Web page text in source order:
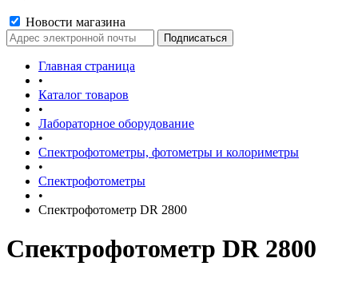
Новости магазина
Главная страница
•
Каталог товаров
•
Лабораторное оборудование
•
Спектрофотометры, фотометры и колориметры
•
Спектрофотометры
•
Спектрофотометр DR 2800
Спектрофотометр DR 2800